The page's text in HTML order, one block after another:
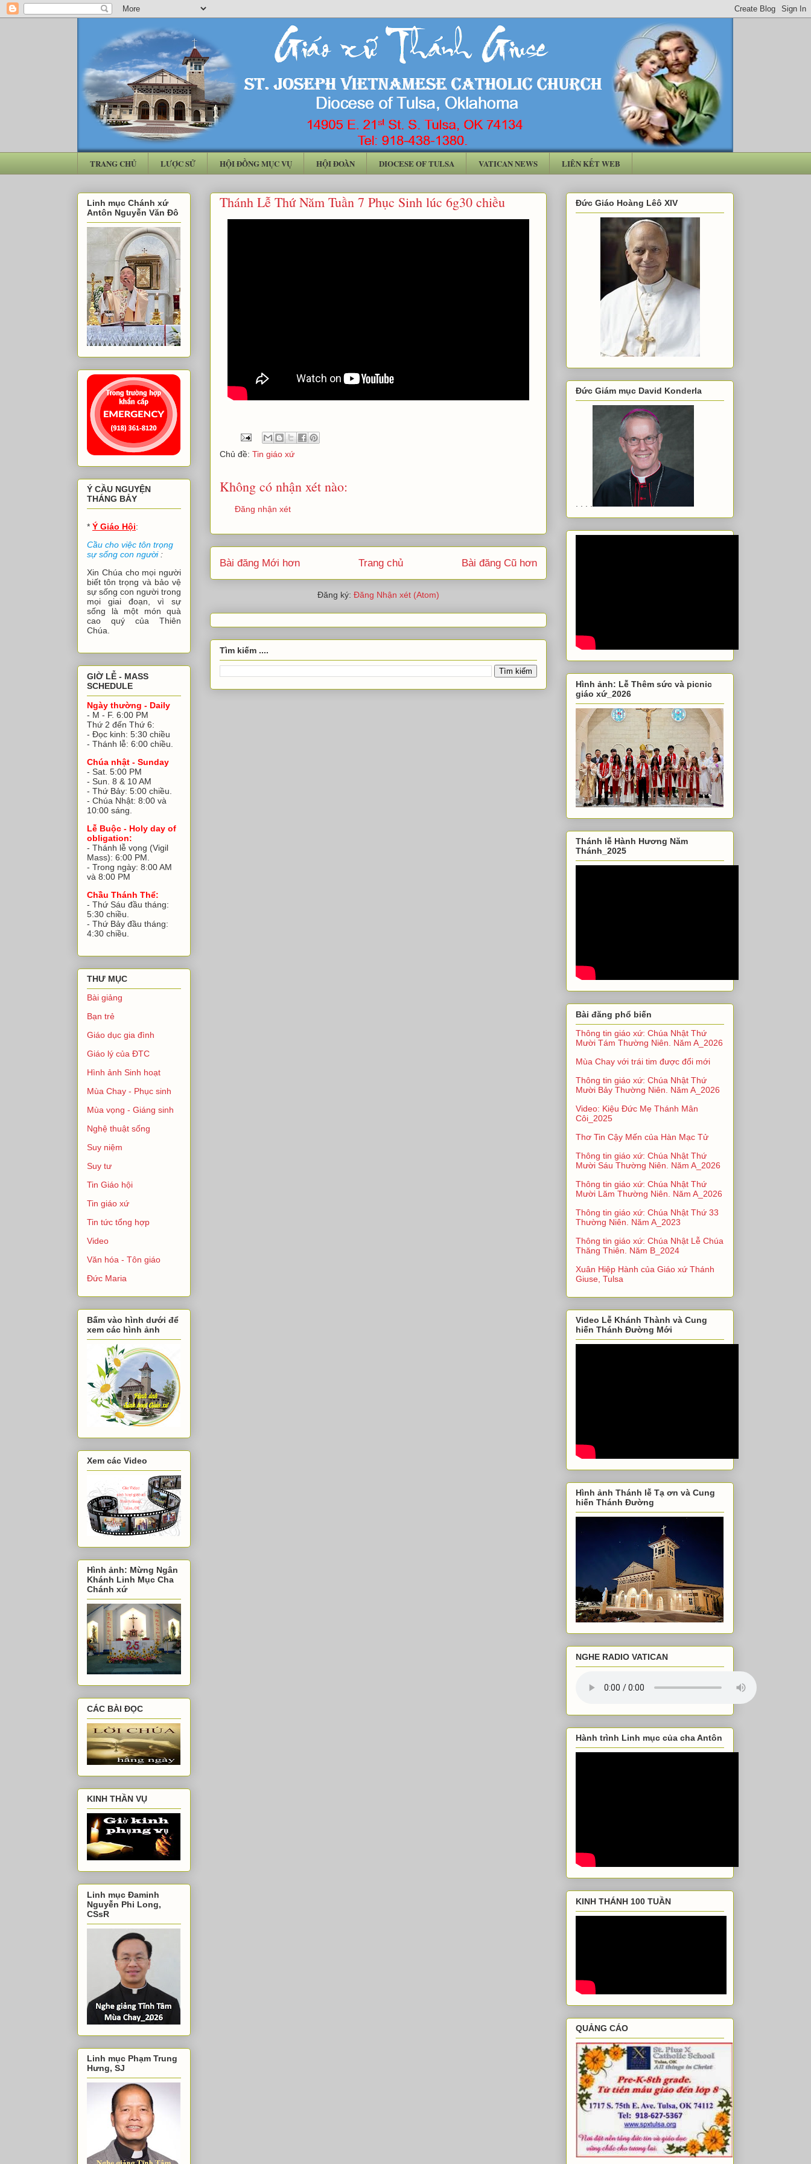
TRANG CHỦ LƯỢC SỬ HỘI ĐỒNG MỤC VỤ HỘI ĐOÀN DIOCESE OF TULSA VATICAN NEWS LIÊN KẾT WEB
Thánh Lễ Thứ Năm Tuần 7 Phục Sinh lúc 6g30 chiều
Chủ đề: Tin giáo xứ
Không có nhận xét nào:
Đăng nhận xét
Bài đăng Mới hơn Bài đăng Cũ hơn
Trang chủ
Đăng ký: Đăng Nhận xét (Atom)
Tìm kiếm ....
Linh mục Chánh xứ
Antôn Nguyễn Văn Đô
Ý CẦU NGUYỆN
THÁNG BẢY
* Ý Giáo Hội:
Cầu cho việc tôn trọng
sự sống con người:
Xin Chúa cho mọi người
biết tôn trọng và bảo vệ
sự sống con người trong
mọi giai đoạn, vì sự
sống là một món quà
cao quý của Thiên
Chúa.
GIỜ LỄ - MASS
SCHEDULE
Ngày thường - Daily
- M - F. 6:00 PM
Thứ 2 đến Thứ 6:
- Đọc kinh: 5:30 chiều
- Thánh lễ: 6:00 chiều.
Chúa nhật - Sunday
- Sat. 5:00 PM
- Sun. 8 & 10 AM
- Thứ Bảy: 5:00 chiều.
- Chúa Nhật: 8:00 và
10:00 sáng.
Lễ Buộc - Holy day of
obligation:
- Thánh lễ vọng (Vigil
Mass): 6:00 PM.
- Trong ngày: 8:00 AM
và 8:00 PM
Chầu Thánh Thể:
- Thứ Sáu đầu tháng:
5:30 chiều.
- Thứ Bảy đầu tháng:
4:30 chiều.
THƯ MỤC
Bài giảng
Bạn trẻ
Giáo dục gia đình
Giáo lý của ĐTC
Hình ảnh Sinh hoạt
Mùa Chay - Phục sinh
Mùa vọng - Giáng sinh
Nghệ thuật sống
Suy niệm
Suy tư
Tin Giáo hội
Tin giáo xứ
Tin tức tổng hợp
Video
Văn hóa - Tôn giáo
Đức Maria
Bấm vào hình dưới để
xem các hình ảnh
Xem các Video
Hình ảnh: Mừng Ngân
Khánh Linh Mục Cha
Chánh xứ
CÁC BÀI ĐỌC
KINH THẦN VỤ
Linh mục Đaminh
Nguyễn Phi Long,
CSsR
Linh mục Phạm Trung
Hưng, SJ
Đức Giáo Hoàng Lêô XIV
Đức Giám mục David Konderla
. . . .
Hình ảnh: Lễ Thêm sức và picnic
giáo xứ_2026
Thánh lễ Hành Hương Năm
Thánh_2025
Bài đăng phổ biến
Thông tin giáo xứ: Chúa Nhật Thứ
Mười Tám Thường Niên. Năm A_2026
Mùa Chay với trái tim được đổi mới
Thông tin giáo xứ: Chúa Nhật Thứ
Mười Bảy Thường Niên. Năm A_2026
Video: Kiệu Đức Mẹ Thánh Mân
Côi_2025
Thơ Tin Cậy Mến của Hàn Mạc Tử
Thông tin giáo xứ: Chúa Nhật Thứ
Mười Sáu Thường Niên. Năm A_2026
Thông tin giáo xứ: Chúa Nhật Thứ
Mười Lăm Thường Niên. Năm A_2026
Thông tin giáo xứ: Chúa Nhật Thứ 33
Thường Niên. Năm A_2023
Thông tin giáo xứ: Chúa Nhật Lễ Chúa
Thăng Thiên. Năm B_2024
Xuân Hiệp Hành của Giáo xứ Thánh
Giuse, Tulsa
Video Lễ Khánh Thành và Cung
hiến Thánh Đường Mới
Hình ảnh Thánh lễ Tạ ơn và Cung
hiến Thánh Đường
NGHE RADIO VATICAN
Hành trình Linh mục của cha Antôn
KINH THÁNH 100 TUẦN
QUẢNG CÁO